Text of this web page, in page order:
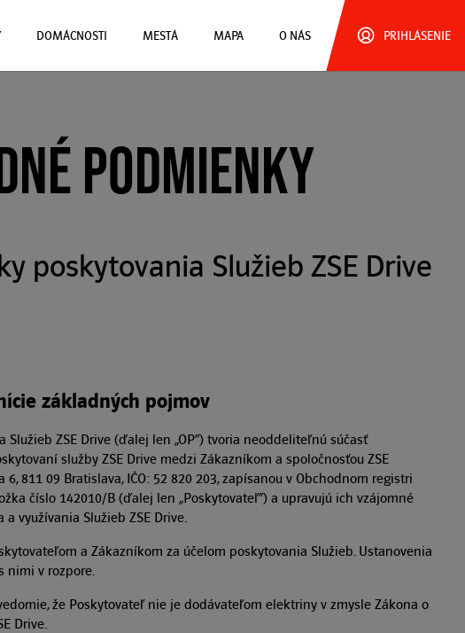
DOMÁCNOSTI MESTÁ MAPA O NÁS PRIHLÁSENIE
PODMIENKY
poskytovania Služieb ZSE Drive
základných pojmov
ZSE Drive (ďalej len „OP“) tvoria neoddeliteľnú súčasť
služby ZSE Drive medzi Zákazníkom a spoločnosťou ZSE
6, 811 09 Bratislava, IČO: 52 820 203, zapísanou v Obchodnom registri
číslo 142010/B (ďalej len „Poskytovateľ“) a upravujú ich vzájomné
využívania Služieb ZSE Drive.
a Zákazníkom za účelom poskytovania Služieb. Ustanovenia
nimi v rozpore.
že Poskytovateľ nie je dodávateľom elektriny v zmysle Zákona o
Drive.